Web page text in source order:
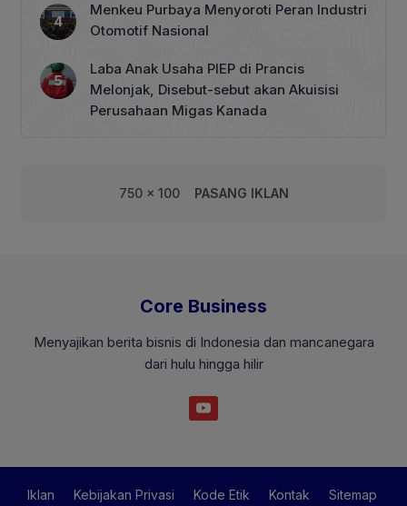
Menkeu Purbaya Menyoroti Peran Industri
Otomotif Nasional
Laba Anak Usaha PIEP di Prancis
Melonjak, Disebut-sebut akan Akuisisi
Perusahaan Migas Kanada
750 x 100 PASANG IKLAN
Core Business
Menyajikan berita bisnis di Indonesia dan mancanegara
dari hulu hingga hilir
Iklan Kebijakan Privasi Kode Etik Kontak Sitemap